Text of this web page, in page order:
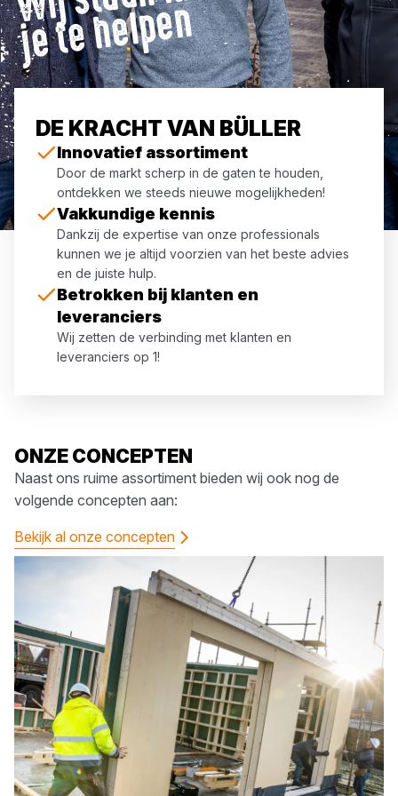
n
DE KRACHT VAN BÜLLER
Innovatief assortiment
Door de markt scherp in de gaten te houden,
ontdekken we steeds nieuwe mogelijkheden!
Vakkundige kennis
Dankzij de expertise van onze professionals
kunnen we je altijd voorzien van het beste advies
en de juiste hulp.
Betrokken bij klanten en
leveranciers
Wij zetten de verbinding met klanten en
leveranciers op 1!
ONZE CONCEPTEN
Naast ons ruime assortiment bieden wij ook nog de
volgende concepten aan:
Bekijk al onze concepten